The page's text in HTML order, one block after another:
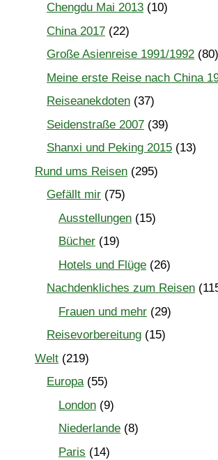
Chengdu Mai 2013 (10)
China 2017 (22)
Große Asienreise 1991/1992 (80)
Meine erste Reise nach China
Reiseanekdoten (37)
Seidenstraße 2007 (39)
Shanxi und Peking 2015 (13)
Rund ums Reisen (295)
Gefällt mir (75)
Ausstellungen (15)
Bücher (19)
Hotels und Flüge (26)
Nachdenkliches zum Reisen
Frauen und mehr (29)
Reisevorbereitung (15)
Welt (219)
Europa(55)
London (9)
Niederlande (8)
Paris (14)